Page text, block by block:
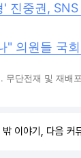
진중권,
" 의원들 국
단전재 및 재배
이야기, 다음 커